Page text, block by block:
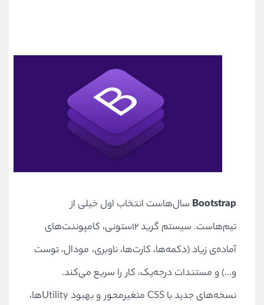
Bootstrap سال‌هاست انتخاب اول خیلی از
تیم‌هاست. سیستم گرید ۱۲ستونی، کامپوننت‌های
آماده‌ی زیاد (دکمه‌ها، کارت‌ها، ناوبری، مودال، توست
و...) و مستندات درجه‌یک، کار را سریع می‌کند.
نسخه‌های جدید با CSS متغیرمحور و بهبود Utilityها،